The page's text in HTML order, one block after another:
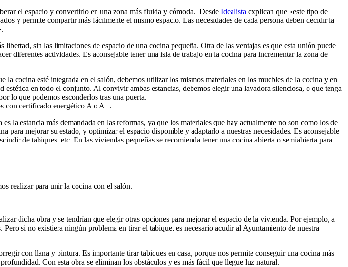
el espacio y convertirlo en una zona más fluida y cómoda. Desde Idealista explican que «este tipo de
y permite compartir más fácilmente el mismo espacio. Las necesidades de cada persona deben decidir la
sin las limitaciones de espacio de una cocina pequeña. Otra de las ventajas es que esta unión puede
diferentes actividades. Es aconsejable tener una isla de trabajo en la cocina para incrementar la zona de
cocina esté integrada en el salón, debemos utilizar los mismos materiales en los muebles de la cocina y en
en todo el conjunto. Al convivir ambas estancias, debemos elegir una lavadora silenciosa, o que tenga
lo que podemos esconderlos tras una puerta.
con certificado energético A o A+.
la estancia más demandada en las reformas, ya que los materiales que hay actualmente no son como los de
para mejorar su estado, y optimizar el espacio disponible y adaptarlo a nuestras necesidades. Es aconsejable
de tabiques, etc. En las viviendas pequeñas se recomienda tener una cocina abierta o semiabierta para
realizar para unir la cocina con el salón.
dicha obra y se tendrían que elegir otras opciones para mejorar el espacio de la vivienda. Por ejemplo, a
si no existiera ningún problema en tirar el tabique, es necesario acudir al Ayuntamiento de nuestra
con llana y pintura. Es importante tirar tabiques en casa, porque nos permite conseguir una cocina más
Con esta obra se eliminan los obstáculos y es más fácil que llegue luz natural.